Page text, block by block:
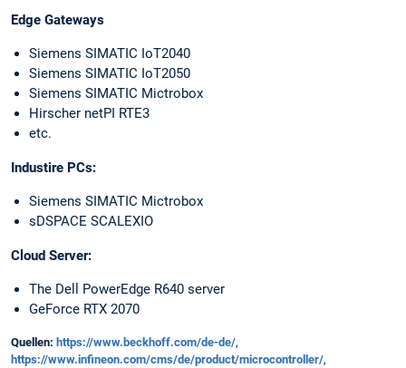
Edge Gateways
Siemens SIMATIC IoT2040
Siemens SIMATIC IoT2050
Siemens SIMATIC Mictrobox
Hirscher netPI RTE3
etc.
Industire PCs:
Siemens SIMATIC Mictrobox
sDSPACE SCALEXIO
Cloud Server:
The Dell PowerEdge R640 server
GeForce RTX 2070
Quellen: https://www.beckhoff.com/de-de/,
https://www.infineon.com/cms/de/product/microcontroller/,